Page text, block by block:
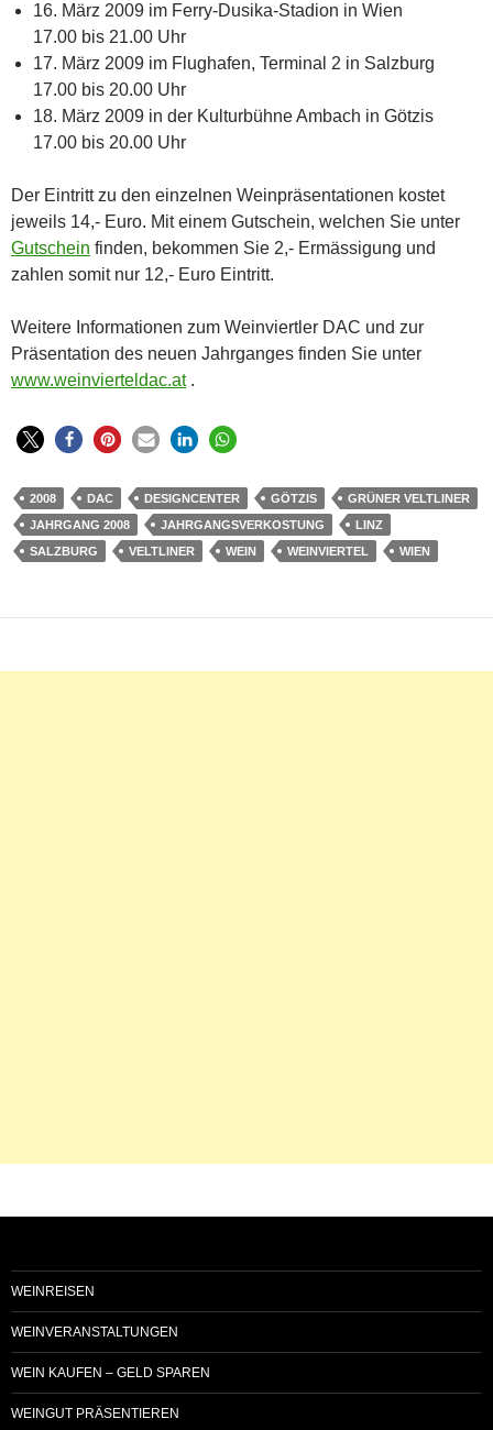
16. März 2009 im Ferry-Dusika-Stadion in Wien
17.00 bis 21.00 Uhr
17. März 2009 im Flughafen, Terminal 2 in Salzburg
17.00 bis 20.00 Uhr
18. März 2009 in der Kulturbühne Ambach in Götzis
17.00 bis 20.00 Uhr
Der Eintritt zu den einzelnen Weinpräsentationen kostet
jeweils 14,- Euro. Mit einem Gutschein, welchen Sie unter
Gutschein finden, bekommen Sie 2,- Ermässigung und
zahlen somit nur 12,- Euro Eintritt.
Weitere Informationen zum Weinviertler DAC und zur
Präsentation des neuen Jahrganges finden Sie unter
www.weinvierteldac.at.
2008 DAC DESIGNCENTER GÖTZIS
GRÜNER VELTLINER
JAHRGANG 2008
JAHRGANGSVERKOSTUNG
LINZ
SALZBURG
VELTLINER WEIN WEINVIERTEL WIEN
WEINREISEN
WEINVERANSTALTUNGEN
WEIN KAUFEN – GELD SPAREN
WEINGUT PRÄSENTIEREN